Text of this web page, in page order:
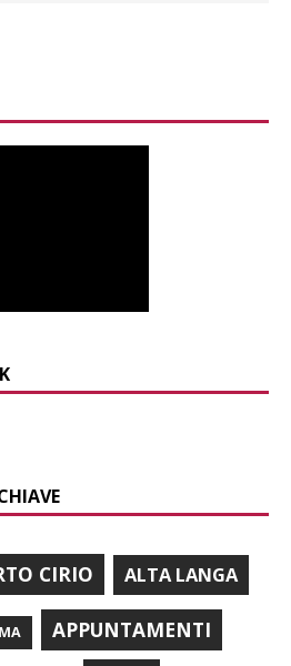
CIRIO ALTA LANGA
APPUNTAMENTI